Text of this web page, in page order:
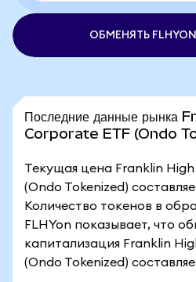
ОБМЕНЯТЬ
Последние данные рынка
Corporate ETF (Ondo
Текущая цена Franklin
(Ondo Tokenized)
Количество токенов в
FLHYon показывает, что
капитализация Franklin
(Ondo Tokenized)